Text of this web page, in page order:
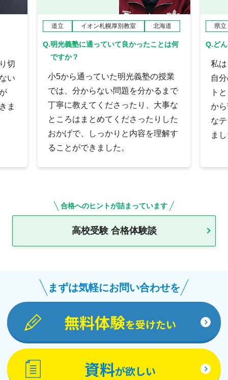
切
い
ま
道立 イオン札幌厚別教室 北海道
Q.明光義塾に通っていて良かったことは何
ですか？
小5から通っていた明光義塾の授業
では、分からない問題を分かるまで
丁寧に教えてくださったり、大事な
ところはまとめてくださったりした
おかげで、しっかりと内容を理解す
ることができました。
県立
Q.ど
私
自
ト
か
な
ま
合格へのヒントが詰まっています
高校受験 合格体験談
まずは気軽にお問い合わせを
無料体験を受けたい
資料が欲しい